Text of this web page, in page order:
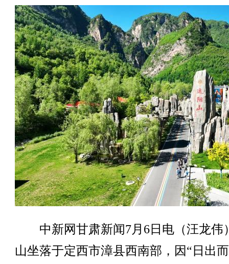
中新网甘肃新闻7月6日电（汪龙伟
山坐落于定西市漳县西南部，因“日出